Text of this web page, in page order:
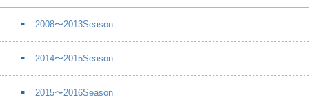
2008〜2013Season
2014〜2015Season
2015〜2016Season